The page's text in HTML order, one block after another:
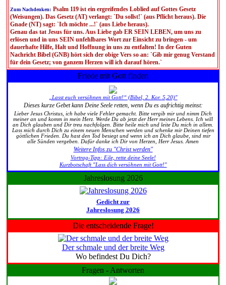
Zum Nachdenken: Psalm 119 ist ein ergreifendes Loblied auf Gottes Gesetz
(Weisungen). Das Gesetz (AT) verlangt: `Du sollst!` (aus Pflicht heraus). Die
Gnade (NT) sagt: `Ich möchte ...!` (aus Liebe heraus).
Genau das tat Jesus für uns. Aus Liebe gab ER SEIN LEBEN, um uns zu
erlösen und in uns SEIN unfehlbares Wort zur Einsicht zu bringen - um
dauerhafte Hilfe, Halt und Hoffnung in uns zu entfalten! In der Guten
Nachricht Bibel (GNB) hört sich der obige Vers so an: `Gib mir genug Verstand
für dein Gesetz; von ganzem Herzen will ich darauf hören.`
Friede mit Gott finden
„Lasst euch versöhnen mit Gott!“ (Bibel, 2. Kor. 5,20)"
Dieses kurze Gebet kann Deine Seele retten, wenn Du es aufrichtig meinst:
Lieber Jesus Christus, ich habe viele Fehler gemacht. Bitte vergib mir und nimm Dich
meiner an und komm in mein Herz. Werde Du ab jetzt der Herr meines Lebens. Ich will
an Dich glauben und Dir treu nachfolgen. Bitte heile mich und leite Du mich in allem.
Lass mich durch Dich zu einem neuen Menschen werden und schenke mir Deinen tiefen
göttlichen Frieden. Du hast den Tod besiegt und wenn ich an Dich glaube, sind mir
alle Sünden vergeben. Dafür danke ich Dir von Herzen, Herr Jesus. Amen
Weitere Infos zu "Christ werden"
Vortrag-Tipp: Eile, rette deine Seele!
Kurzbotschaft "Lass dich versöhnen mit Gott!"
Jahreslosung 2026
Gedicht zur
Jahreslosung 2026
Die entscheidende Frage!
Der schmale und der breite Weg
Wo befindest Du Dich?
Fragen - Antworten